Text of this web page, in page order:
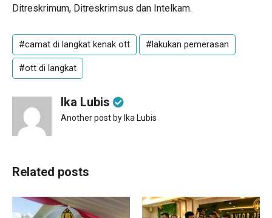
Ditreskrimum, Ditreskrimsus dan Intelkam.
#camat di langkat kenak ott #lakukan pemerasan
#ott di langkat
Ika Lubis
Another post by Ika Lubis
Related posts